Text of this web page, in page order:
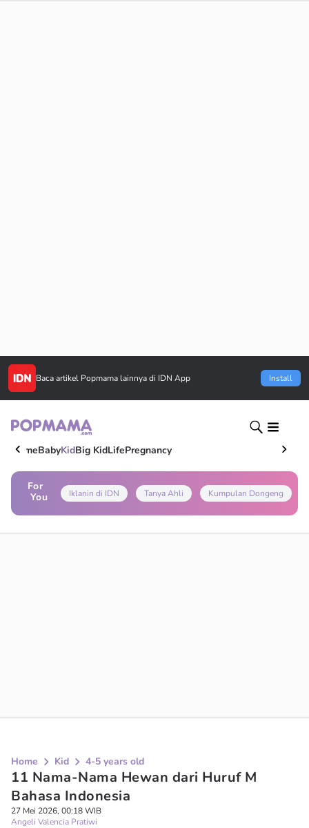
Baca artikel Popmama lainnya di IDN App Install
HomeBabyKidBig KidLifePregnancy
For
You
Iklanin di IDN Tanya Ahli Kumpulan Dongeng
Home Kid 4-5 years old
11 Nama-Nama Hewan dari Huruf M
Bahasa Indonesia
27 Mei 2026, 00:18 WIB
Angeli Valencia Pratiwi